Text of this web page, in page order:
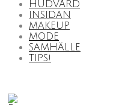
HUDVÅRD
INSIDAN
MAKEUP
MODE
SAMHÄLLE
TIPS!